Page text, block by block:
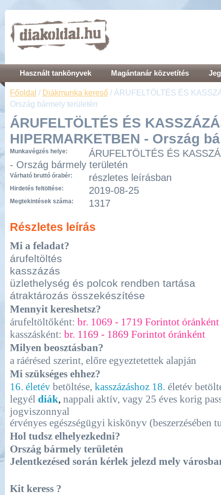
Használt tankönyvek Magántanár közvetítés
Főoldal / Diákmunka kereső / ÁRUFELTÖLTÉS ÉS
Ország bármely területén
ÁRUFELTÖLTÉS ÉS
HIPERMARKETBEN - Ország
Munkavégzés helye:
ÁRUFELTÖLTÉS ÉS
- Ország bármely területén
Várható bruttó órabér: részletes leírásban
Hirdetés feltöltése: 2019-08-25
Megtekintések száma: 1317
Részletes leírás
Mi a feladat?
árufeltöltés
kasszázás
üzlethelység és polcok rendben tartása
átraktározás összekészítése
Mennyit kereshetsz?
árufeltöltőként: br. 1069 - 1719 Forintot óránként
kasszásként: br. 1169 - 1869 Forintot óránként
Milyen beosztásban?
a ráérésed szerint, előre egyeztetettek alapján
Mi szükséges ehhez?
16. életév betöltése, kasszázáshoz 18. életév
legyél diák, nappali aktív, vagy 25 éves korig
jogviszonnyal
érvényes egészségügyi kiskönyv (beszerzésében
Hol tudsz elhelyezkedni?
Ország bármely területén
Jelentkezésed során kérlek jelezd mely
Kit keress ?